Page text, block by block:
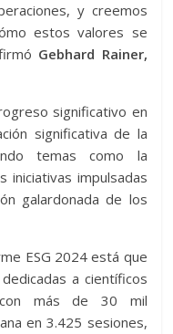
y creemos
estos valores se
Gebhard Rainer,
significativo en
significativa de la
temas como la
iniciativas impulsadas
galardonada de los
ESG 2024 está que
a científicos
con más de 30 mil
en 3.425 sesiones,